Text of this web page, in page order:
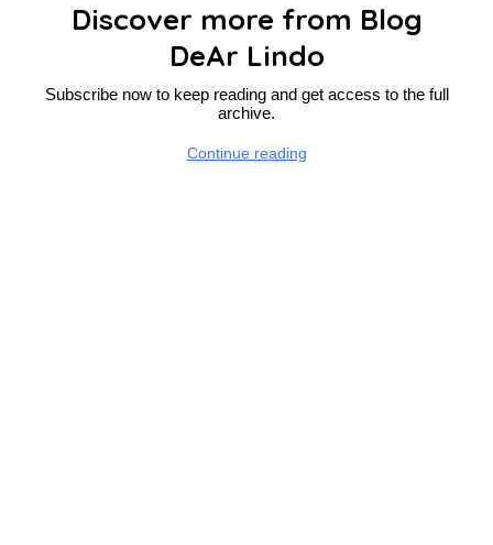
Discover more from Blog
DeAr Lindo
Subscribe now to keep reading and get access to the full
archive.
Continue reading